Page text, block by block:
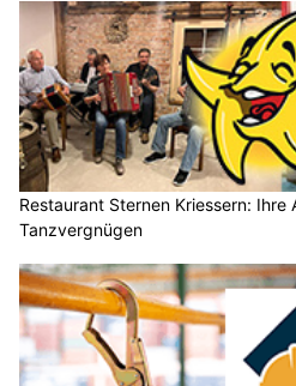
Restaurant Sternen Kriessern: Ihre
Tanzvergnügen